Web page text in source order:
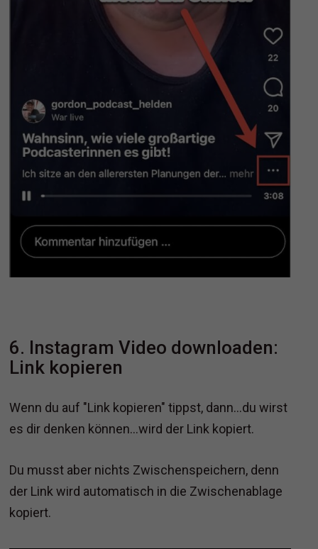
6. Instagram Video downloaden:
Link kopieren
Wenn du auf "Link kopieren" tippst, dann...du wirst
es dir denken können...wird der Link kopiert.
Du musst aber nichts Zwischenspeichern, denn
der Link wird automatisch in die Zwischenablage
kopiert.